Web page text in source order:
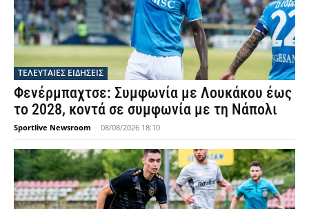
ΤΕΛΕΥΤΑΙΕΣ ΕΙΔΗΣΕΙΣ
Φενέρμπαχτσε: Συμφωνία με Λουκάκου έως
το 2028, κοντά σε συμφωνία με τη Νάπολι
Sportlive Newsroom - 08/08/2026 18:10